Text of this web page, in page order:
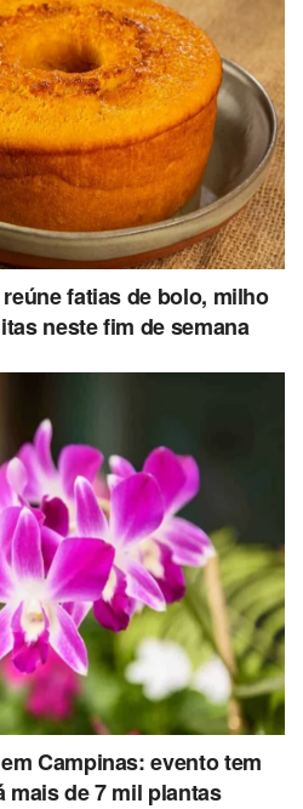
fatias de bolo, milho
neste fim de semana
Campinas: evento tem
mais de 7 mil plantas